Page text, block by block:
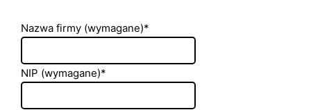
Nazwa firmy (wymagane)*
NIP (wymagane)*